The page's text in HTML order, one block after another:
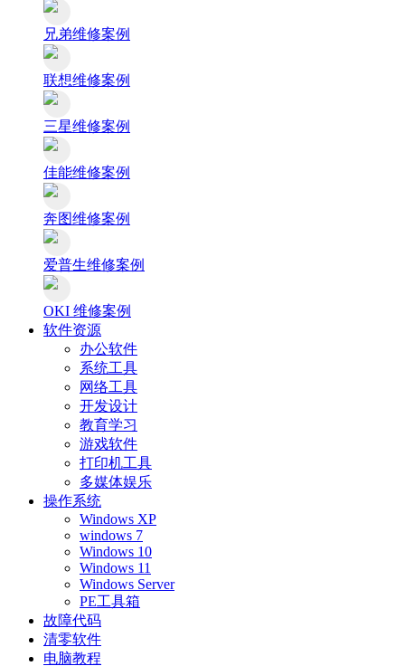
兄弟维修案例
联想维修案例
三星维修案例
佳能维修案例
奔图维修案例
爱普生维修案例
OKI 维修案例
软件资源
办公软件
系统工具
网络工具
开发设计
教育学习
游戏软件
打印机工具
多媒体娱乐
操作系统
Windows XP
windows 7
Windows 10
Windows 11
Windows Server
PE工具箱
故障代码
清零软件
电脑教程